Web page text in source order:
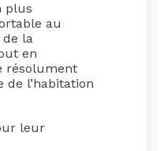
plus
au
la
en
résolument
de l’habitation
leur